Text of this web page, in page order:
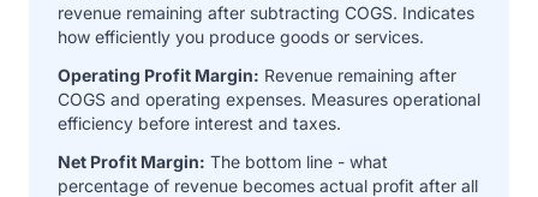
revenue remaining after subtracting COGS. Indicates
how efficiently you produce goods or services.
Operating Profit Margin: Revenue remaining after
COGS and operating expenses. Measures operational
efficiency before interest and taxes.
Net Profit Margin: The bottom line - what
percentage of revenue becomes actual profit after all